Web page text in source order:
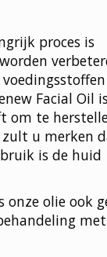
proces is
Facial Oil
om te
u merken
is de huid
olie